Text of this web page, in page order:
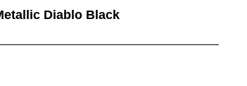
Diablo Black